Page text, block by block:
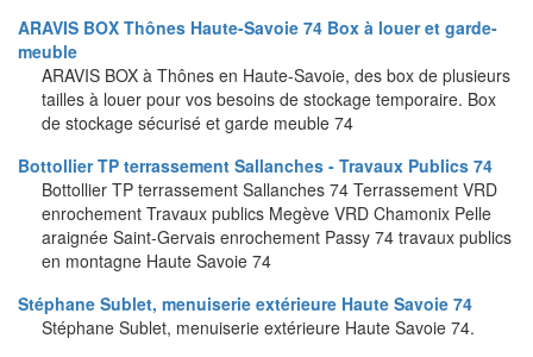
ARAVIS BOX Thônes Haute-Savoie 74 Box à louer et garde-
meuble
ARAVIS BOX à Thônes en Haute-Savoie, des box de plusieurs
tailles à louer pour vos besoins de stockage temporaire. Box
de stockage sécurisé et garde meuble 74
Bottollier TP terrassement Sallanches - Travaux Publics 74
Bottollier TP terrassement Sallanches 74 Terrassement VRD
enrochement Travaux publics Megève VRD Chamonix Pelle
araignée Saint-Gervais enrochement Passy 74 travaux publics
en montagne Haute Savoie 74
Stéphane Sublet, menuiserie extérieure Haute Savoie 74
Stéphane Sublet, menuiserie extérieure Haute Savoie 74.